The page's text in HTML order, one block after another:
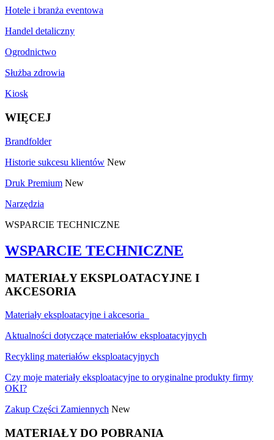
Hotele i branża eventowa
Handel detaliczny
Ogrodnictwo
Służba zdrowia
Kiosk
WIĘCEJ
Brandfolder
Historie sukcesu klientów New
Druk Premium New
Narzędzia
WSPARCIE TECHNICZNE
WSPARCIE TECHNICZNE
MATERIAŁY EKSPLOATACYJNE I
AKCESORIA
Materiały eksploatacyjne i akcesoria
Aktualności dotyczące materiałów eksploatacyjnych
Recykling materiałów eksploatacyjnych
Czy moje materiały eksploatacyjne to oryginalne produkty firmy
OKI?
Zakup Części Zamiennych New
MATERIAŁY DO POBRANIA